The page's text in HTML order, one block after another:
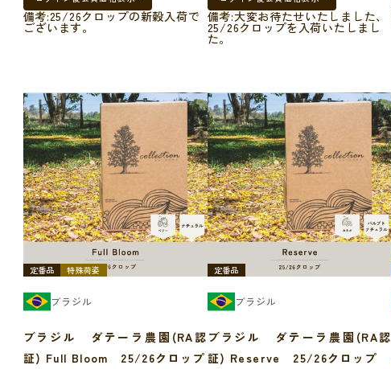
備考:25/26クロップの新穀入荷で
ございます。
備考:大変お待たせいたしました、
25/26クロップを入荷いたしまし
た。
定番品 特殊荷姿
ブラジル
ブラジル ダテーラ農園(RA認
証) Full Bloom 25/26クロップ
定番品
ブラジル
ブラジル ダテーラ農園(RA認
証) Reserve 25/26クロップ